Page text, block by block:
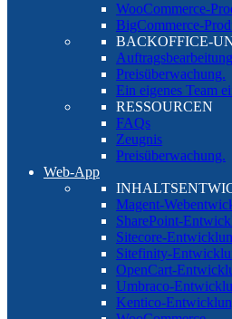
WooCommerce-
BigCommerce-
BACKOFFICE-
Auftragsbearbeitung
Preisüberwachung.
Ein eigenes Team
RESSOURCEN
FAQs
Zeugnis
Preisüberwachung.
Web-App
Magent-
SharePoint-
Sitecore-
Sitefinity-
OpenCart-
Umbraco-
Kentico-